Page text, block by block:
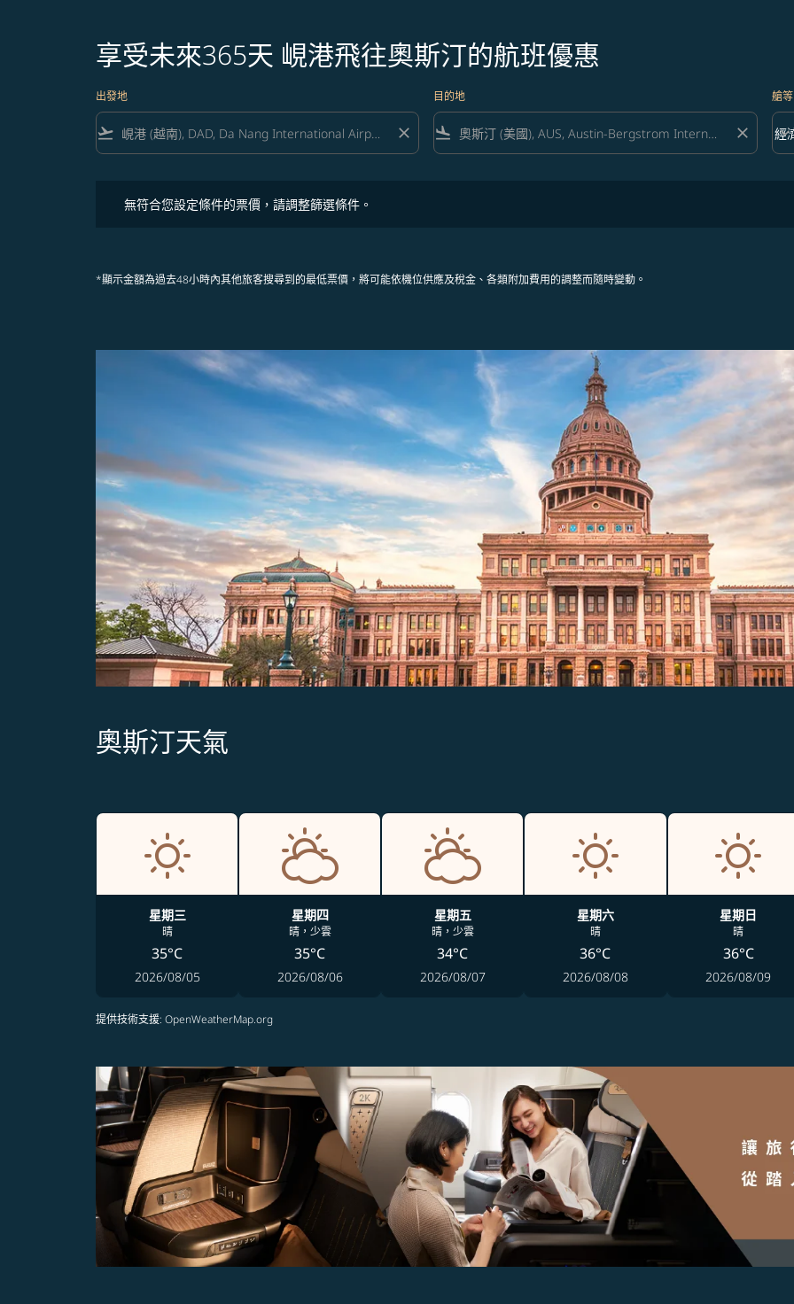
享受未來365天 峴港飛往奧斯汀的航班優惠
出發地
flight_takeoff close
目的地
flight_land close
艙等
艙
經
keyboard_arrow_down
無符合您設定條件的票價，請調整篩選條件。
*顯示金額為過去48小時內其他旅客搜尋到的最低票價，將可能依機位供應及稅金、各類附加費用的調整而隨時變動。
奧斯汀天氣
星期三
晴
35°C
2026/08/05
星期四
晴，少雲
35°C
2026/08/06
星期五
晴，少雲
34°C
2026/08/07
星期六
晴
36°C
2026/08/08
星期日
晴
36°C
2026/08/09
提供技術支援: OpenWeatherMap.org